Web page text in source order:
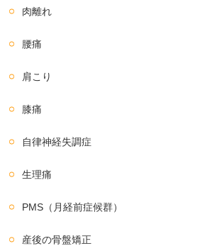
肉離れ
腰痛
肩こり
膝痛
自律神経失調症
生理痛
PMS（月経前症候群）
産後の骨盤矯正